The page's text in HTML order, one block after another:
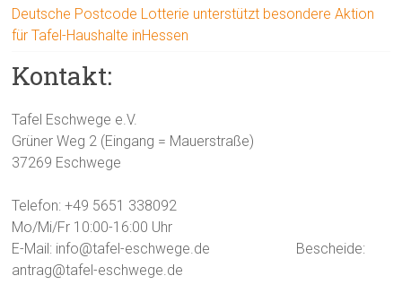
Deutsche Postcode Lotterie unterstützt besondere Aktion
für Tafel-Haushalte inHessen
Kontakt:
Tafel Eschwege e.V.
Grüner Weg 2 (Eingang = Mauerstraße)
37269 Eschwege
Telefon: +49 5651 338092
Mo/Mi/Fr 10:00-16:00 Uhr
E-Mail: info@tafel-eschwege.de
Bescheide:
antrag@tafel-eschwege.de